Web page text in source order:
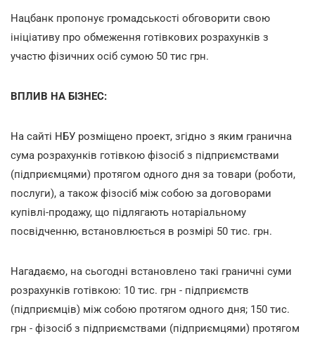
Нацбанк пропонує громадськості обговорити свою
ініціативу про обмеження готівкових розрахунків з
участю фізичних осіб сумою 50 тис грн.
ВПЛИВ НА БІЗНЕС:
На сайті НБУ розміщено проект, згідно з яким гранична
сума розрахунків готівкою фізосіб з підприємствами
(підприємцями) протягом одного дня за товари (роботи,
послуги), а також фізосіб між собою за договорами
купівлі-продажу, що підлягають нотаріальному
посвідченню, встановлюється в розмірі 50 тис. грн.
Нагадаємо, на сьогодні встановлено такі граничні суми
розрахунків готівкою: 10 тис. грн - підприємств
(підприємців) між собою протягом одного дня; 150 тис.
грн - фізосіб з підприємствами (підприємцями) протягом